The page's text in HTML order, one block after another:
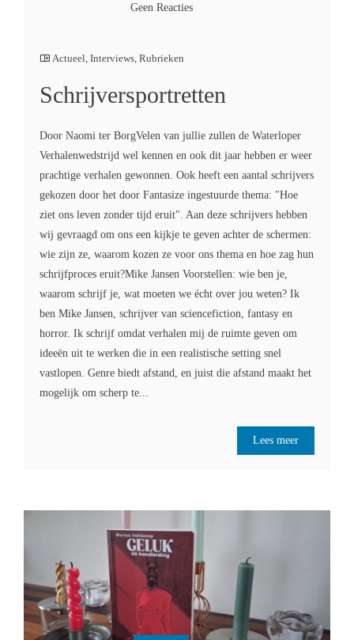
Geen Reacties
Actueel Interviews Rubrieken
Schrijversportretten
Door Naomi ter BorgVelen van jullie zullen de Waterloper
Verhalenwedstrijd wel kennen en ook dit jaar hebben er weer
prachtige verhalen gewonnen. Ook heeft een aantal schrijvers
gekozen door het door Fantasize ingestuurde thema: "Hoe
ziet ons leven zonder tijd eruit". Aan deze schrijvers hebben
wij gevraagd om ons een kijkje te geven achter de schermen:
wie zijn ze, waarom kozen ze voor ons thema en hoe zag hun
schrijfproces eruit?Mike Jansen Voorstellen: wie ben je,
waarom schrijf je, wat moeten we écht over jou weten? Ik
ben Mike Jansen, schrijver van sciencefiction, fantasy en
horror. Ik schrijf omdat verhalen mij de ruimte geven om
ideeën uit te werken die in een realistische setting snel
vastlopen. Genre biedt afstand, en juist die afstand maakt het
mogelijk om scherp te...
Lees meer